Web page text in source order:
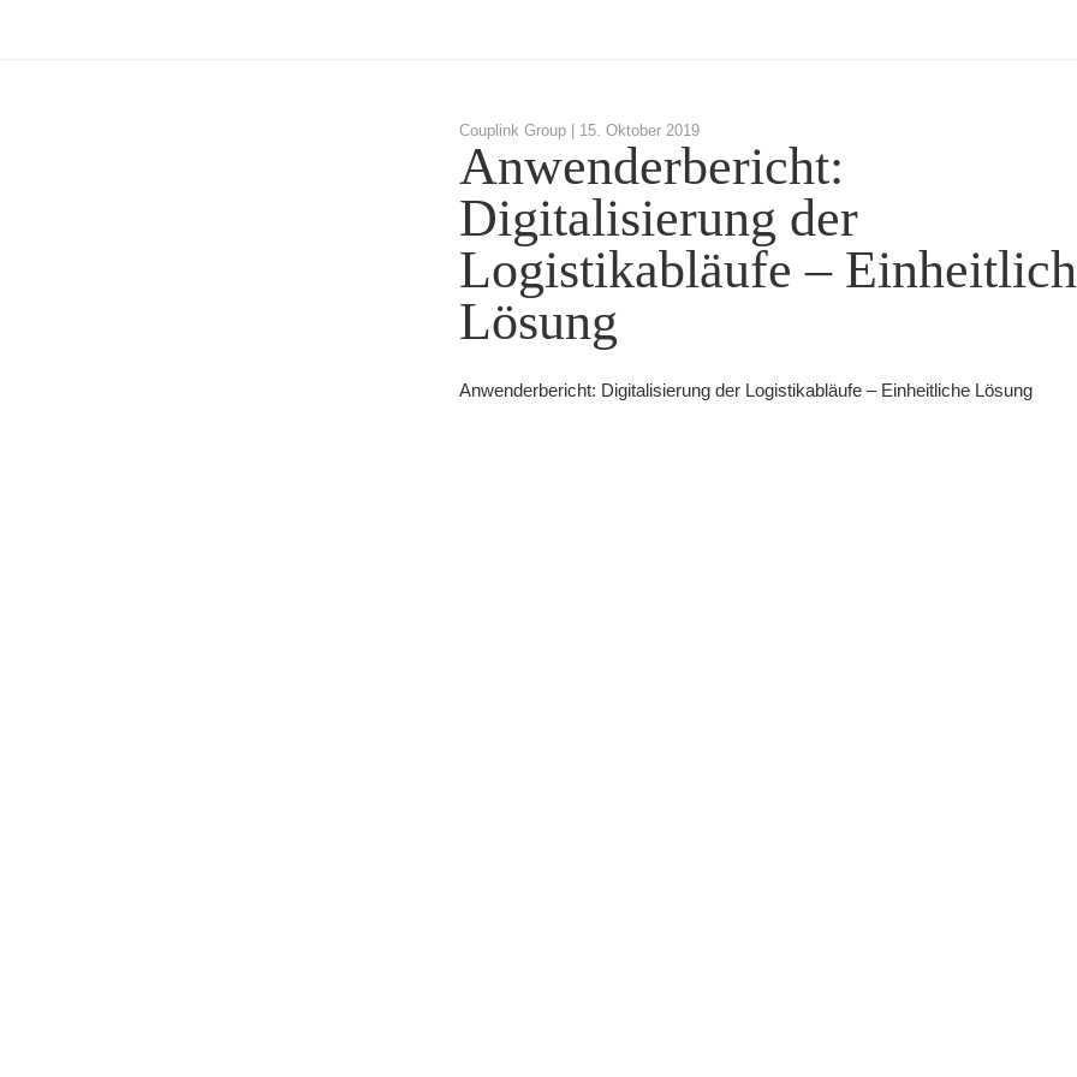
Couplink Group | 15. Oktober 2019
Anwenderbericht:
Digitalisierung der
Logistikabläufe –
Lösung
Anwenderbericht: Digitalisierung der Logistikabläufe – Einheitliche Lösung